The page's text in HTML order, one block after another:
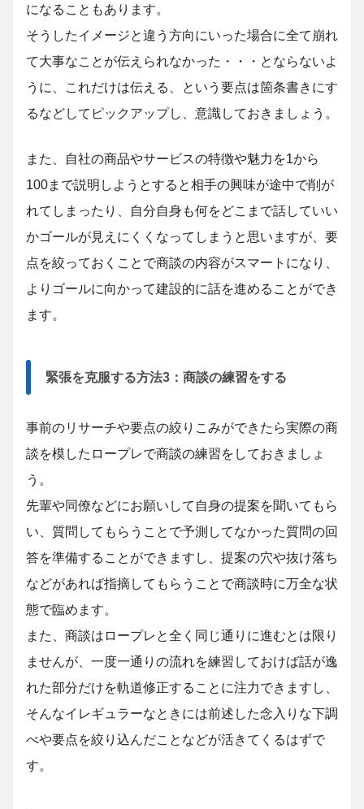
になることもあります。
そうしたイメージと違う方向にいった場合に全て崩れ
て大事なことが伝えられなかった・・・とならないよ
うに、これだけは伝える、という要点は箇条書きにす
るなどしてピックアップし、意識しておきましょう。
また、自社の商品やサービスの特徴や魅力を1から
100まで説明しようとすると相手の興味が途中で削が
れてしまったり、自分自身も何をどこまで話していい
かゴールが見えにくくなってしまうと思いますが、要
点を絞っておくことで商談の内容がスマートになり、
よりゴールに向かって建設的に話を進めることができ
ます。
緊張を克服する方法3：商談の練習をする
事前のリサーチや要点の絞りこみができたら実際の商
談を模したロープレで商談の練習をしておきましょ
う。
先輩や同僚などにお願いして自身の提案を聞いてもら
い、質問してもらうことで予測してなかった質問の回
答を準備することができますし、提案の穴や抜け落ち
などがあれば指摘してもらうことで商談時に万全な状
態で臨めます。
また、商談はロープレと全く同じ通りに進むとは限り
ませんが、一度一通りの流れを練習しておけば話が逸
れた部分だけを軌道修正することに注力できますし、
そんなイレギュラーなときには前述した念入りな下調
べや要点を絞り込んだことなどが活きてくるはずで
す。